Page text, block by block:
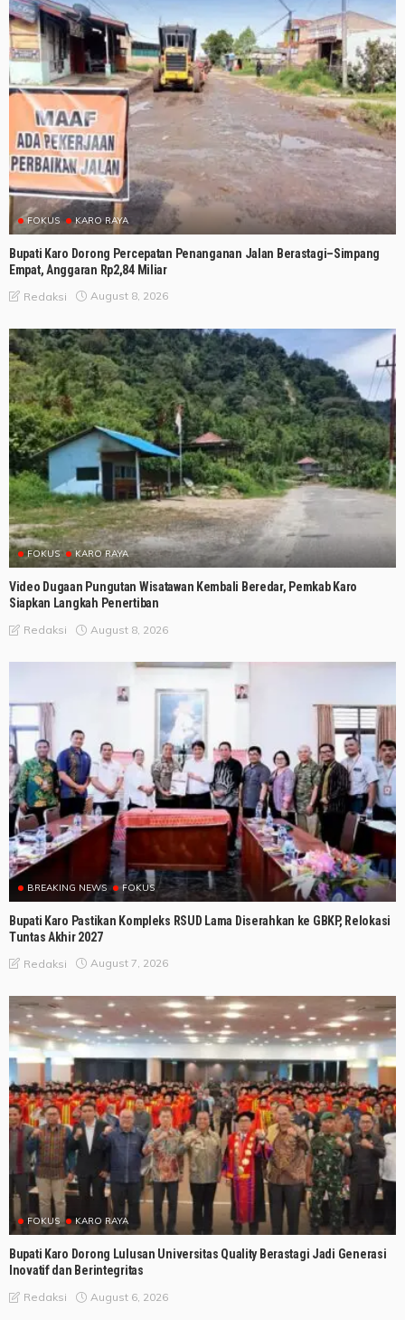
FOKUS KARO RAYA
Bupati Karo Dorong Percepatan Penanganan Jalan Berastagi–Simpang
Empat, Anggaran Rp2,84 Miliar
Redaksi August 8, 2026
FOKUS KARO RAYA
Video Dugaan Pungutan Wisatawan Kembali Beredar, Pemkab Karo
Siapkan Langkah Penertiban
Redaksi August 8, 2026
BREAKING NEWS FOKUS
Bupati Karo Pastikan Kompleks RSUD Lama Diserahkan ke GBKP, Relokasi
Tuntas Akhir 2027
Redaksi August 7, 2026
FOKUS KARO RAYA
Bupati Karo Dorong Lulusan Universitas Quality Berastagi Jadi Generasi
Inovatif dan Berintegritas
Redaksi August 6, 2026